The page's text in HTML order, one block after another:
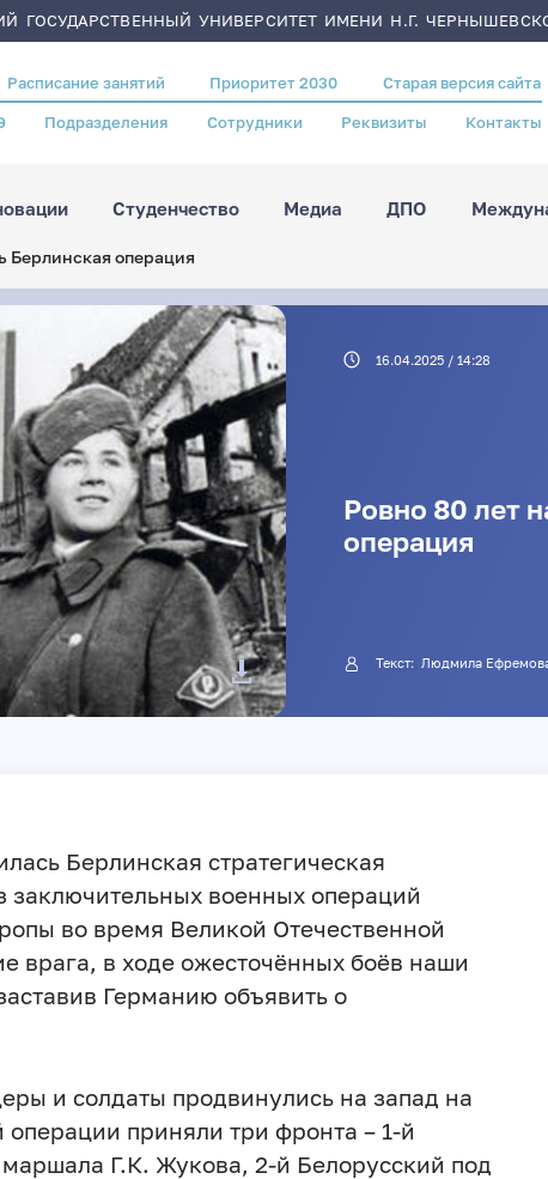
ГОСУДАРСТВЕННЫЙ УНИВЕРСИТЕТ ИМЕНИ Н.Г.
Расписание занятий Приоритет 2030 Старая версия сайта
Подразделения Сотрудники Реквизиты Контакты
Студенчество Медиа ДПО
Берлинская операция
16.04.2025 / 14:28
Ровно 80 лет
операция
Текст: Людмила
Берлинская стратегическая
заключительных военных операций
во время Великой Отечественной
врага, в ходе ожесточённых боёв наши
Германию объявить о
и солдаты продвинулись на запад на
приняли три фронта – 1-й
Г.К. Жукова, 2-й Белорусский под